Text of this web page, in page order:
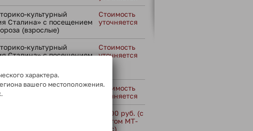
культурный
Сталина» с посещением
(взрослые)
Стоимость
уточняется
культурный
Сталина» с посещением
Стоимость
уточняется
музей
Стоимость
уточняется
14700 руб. (с
учётом МТ-
пасс)
характера.
вашего местоположения.